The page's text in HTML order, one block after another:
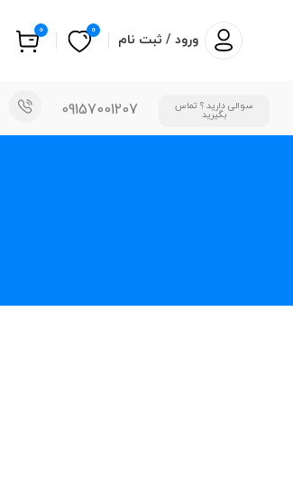
ورود / ثبت نام
0
0
سوالی دارید ؟ تماس
بگیرید 09157001207